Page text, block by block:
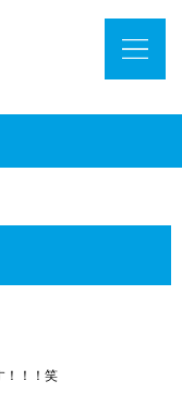
！！！笑